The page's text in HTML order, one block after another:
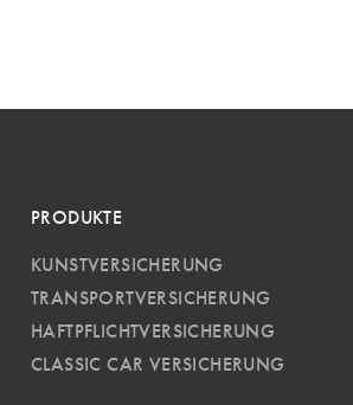
PRODUKTE
KUNSTVERSICHERUNG
TRANSPORTVERSICHERUNG
HAFTPFLICHTVERSICHERUNG
CLASSIC CAR VERSICHERUNG